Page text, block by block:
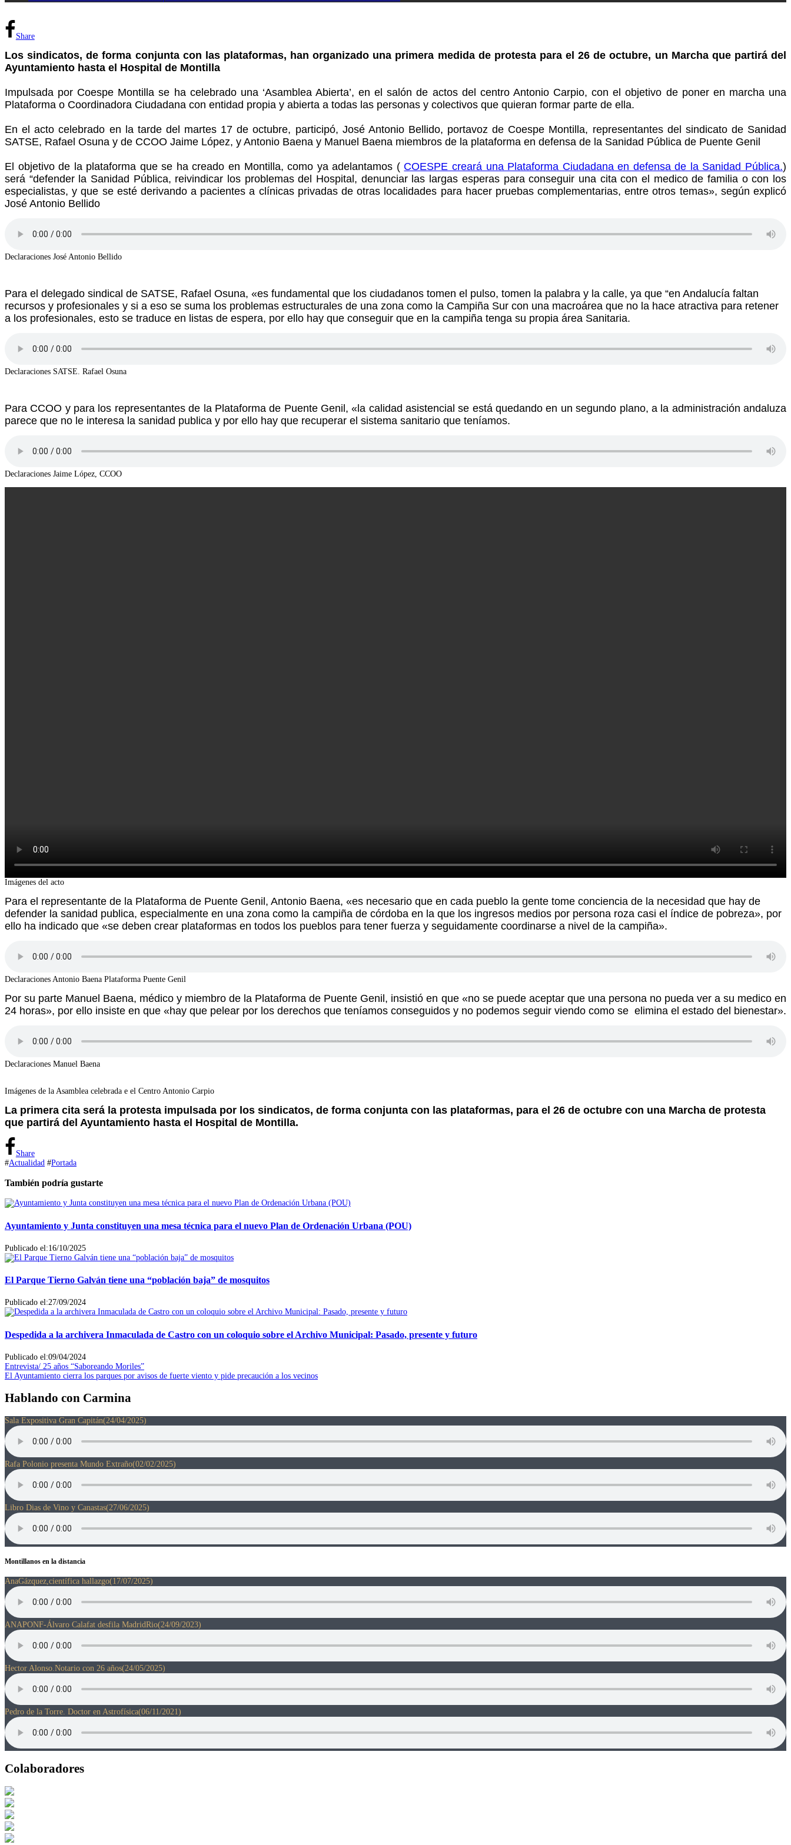
Share
Los sindicatos, de forma conjunta con las plataformas, han organizado una primera medida de protesta para el 26 de octubre, un Marcha que partirá del
Ayuntamiento hasta el Hospital de Montilla
Impulsada por Coespe Montilla se ha celebrado una ‘Asamblea Abierta’, en el salón de actos del centro Antonio Carpio, con el objetivo de poner en marcha una
Plataforma o Coordinadora Ciudadana con entidad propia y abierta a todas las personas y colectivos que quieran formar parte de ella.
En el acto celebrado en la tarde del martes 17 de octubre, participó, José Antonio Bellido, portavoz de Coespe Montilla, representantes del sindicato de Sanidad
SATSE, Rafael Osuna y de CCOO Jaime López, y Antonio Baena y Manuel Baena miembros de la plataforma en defensa de la Sanidad Pública de Puente Genil
El objetivo de la plataforma que se ha creado en Montilla, como ya adelantamos ( COESPE creará una Plataforma Ciudadana en defensa de la Sanidad Pública.)
será “defender la Sanidad Pública, reivindicar los problemas del Hospital, denunciar las largas esperas para conseguir una cita con el medico de familia o con los
especialistas, y que se esté derivando a pacientes a clínicas privadas de otras localidades para hacer pruebas complementarias, entre otros temas», según explicó
José Antonio Bellido
Declaraciones José Antonio Bellido
Para el delegado sindical de SATSE, Rafael Osuna, «es fundamental que los ciudadanos tomen el pulso, tomen la palabra y la calle, ya que “en Andalucía faltan
recursos y profesionales y si a eso se suma los problemas estructurales de una zona como la Campiña Sur con una macroárea que no la hace atractiva para retener
a los profesionales, esto se traduce en listas de espera, por ello hay que conseguir que en la campiña tenga su propia área Sanitaria.
Declaraciones SATSE. Rafael Osuna
Para CCOO y para los representantes de la Plataforma de Puente Genil, «la calidad asistencial se está quedando en un segundo plano, a la administración andaluza
parece que no le interesa la sanidad publica y por ello hay que recuperar el sistema sanitario que teníamos.
Declaraciones Jaime López, CCOO
Imágenes del acto
Para el representante de la Plataforma de Puente Genil, Antonio Baena, «es necesario que en cada pueblo la gente tome conciencia de la necesidad que hay de
defender la sanidad publica, especialmente en una zona como la campiña de córdoba en la que los ingresos medios por persona roza casi el índice de pobreza», por
ello ha indicado que «se deben crear plataformas en todos los pueblos para tener fuerza y seguidamente coordinarse a nivel de la campiña».
Declaraciones Antonio Baena Plataforma Puente Genil
Por su parte Manuel Baena, médico y miembro de la Plataforma de Puente Genil, insistió en que «no se puede aceptar que una persona no pueda ver a su medico en
24 horas», por ello insiste en que «hay que pelear por los derechos que teníamos conseguidos y no podemos seguir viendo como se elimina el estado del bienestar».
Declaraciones Manuel Baena
Imágenes de la Asamblea celebrada e el Centro Antonio Carpio
La primera cita será la protesta impulsada por los sindicatos, de forma conjunta con las plataformas, para el 26 de octubre con una Marcha de protesta
que partirá del Ayuntamiento hasta el Hospital de Montilla.
Share
#Actualidad #Portada
También podría gustarte
Ayuntamiento y Junta constituyen una mesa técnica para el nuevo Plan de Ordenación Urbana (POU)
Publicado el:16/10/2025
El Parque Tierno Galván tiene una “población baja” de mosquitos
Publicado el:27/09/2024
Despedida a la archivera Inmaculada de Castro con un coloquio sobre el Archivo Municipal: Pasado, presente y futuro
Publicado el:09/04/2024
Navegación
de
entradas
Entrada
anterior:
Entrevista/ 25 años “Saboreando Moriles”
Entrada
El Ayuntamiento cierra los parques por avisos de fuerte viento y pide precaución a los vecinos
Hablando con Carmina
Sala Expositiva Gran Capitán(24/04/2025)
Rafa Polonio presenta Mundo Extraño(02/02/2025)
Libro Dias de Vino y Canastas(27/06/2025)
Montillanos en la distancia
AnaGázquez,científica hallazgo(17/07/2025)
ANAPONF-Álvaro Calafat desfila MadridRio(24/09/2023)
Hector Alonso.Notario con 26 años(24/05/2025)
Pedro de la Torre. Doctor en Astrofísica(06/11/2021)
Colaboradores